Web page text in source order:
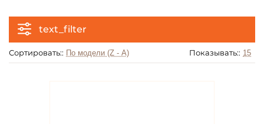
text_filter
Сортировать:: Показывать::